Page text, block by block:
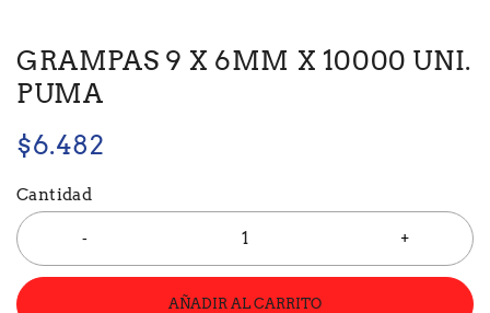
GRAMPAS 9 X 6MM X 10000 UNI.
PUMA
$6.482
Cantidad
AÑADIR AL CARRITO